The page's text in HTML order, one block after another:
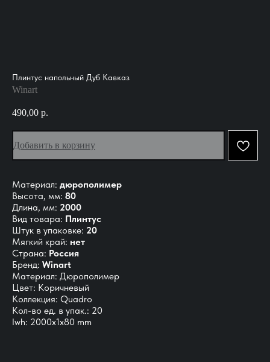
Плинтус напольный Дуб Кавказ
Winart
490,00 р.
Добавить в корзину
Материал: дюрополимер
Высота, мм: 80
Длина, мм: 2000
Вид товара: Плинтус
Штук в упаковке: 20
Мягкий край: нет
Страна: Россия
Бренд: Winart
Материал: Дюрополимер
Цвет: Коричневый
Коллекция: Quadro
Кол-во ед. в упак.: 20
lwh: 2000x1x80 mm